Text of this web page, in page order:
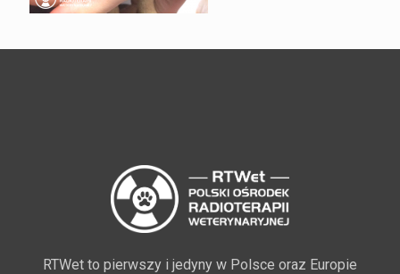
RTWet to pierwszy i jedyny w Polsce oraz Europie